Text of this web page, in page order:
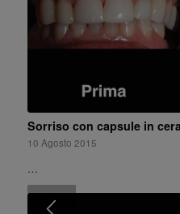
Sorriso con capsule in
10 Agosto 2015
…